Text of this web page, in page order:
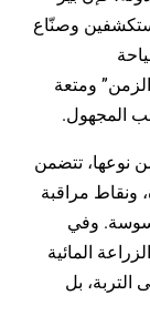
وصنّاع
ومتعة
المجهول.
نوعها، تتضمن
مراقبة
وفي
المائية
التربة، بل